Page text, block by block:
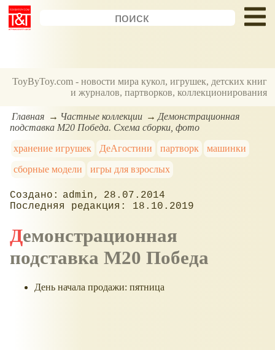
ToyByToy.com - новости мира кукол, игрушек, детских книг
и журналов, партворков, коллекционирования
Главная Частные коллекции
Демонстрационная
подставка М20 Победа. Схема сборки, фото
хранение игрушек
ДеАгостини партворк
машинки
сборные модели
игры для взрослых
admin
28.07.2014
18.10.2019
Демонстрационная
подставка М20 Победа
День начала продажи: пятница